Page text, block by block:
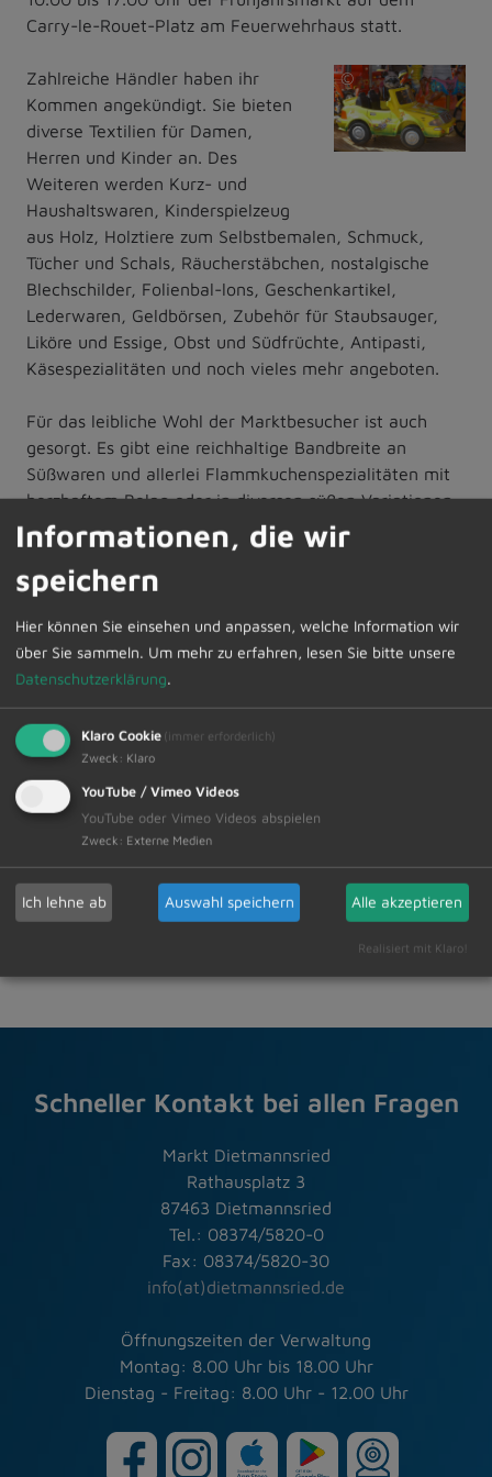
Carry-le-Rouet-Platz am Feuerwehrhaus statt.
©
pixabay
Zahlreiche Händler haben ihr
Kommen angekündigt. Sie bieten
diverse Textilien für Damen,
Herren und Kinder an. Des
Weiteren werden Kurz- und
Haushaltswaren, Kinderspielzeug
aus Holz, Holztiere zum Selbstbemalen, Schmuck,
Tücher und Schals, Räucherstäbchen, nostalgische
Blechschilder, Folienbal-lons, Geschenkartikel,
Lederwaren, Geldbörsen, Zubehör für Staubsauger,
Liköre und Essige, Obst und Südfrüchte, Antipasti,
Käsespezialitäten und noch vieles mehr angeboten.
Für das leibliche Wohl der Marktbesucher ist auch
gesorgt. Es gibt eine reichhaltige Bandbreite an
Süßwaren und allerlei Flammkuchenspezialitäten mit
herzhaftem Belag oder in diversen süßen Variationen
sowie „Hot-Dogs“.
Am Carry-le-Rouet-Platz ist für unsere kleinen Gäste
Wir freuen uns auf zahlreiche Besucher und wünschen
Ihnen allen einen angenehmen Aufenthalt.
(Programmänderungen vorbehalten)
15.03.2024 Amtliche Bekanntmachungen
Schneller Kontakt bei allen Fragen
Markt Dietmannsried
Rathausplatz 3
87463 Dietmannsried
Tel.: 08374/5820-0
Fax: 08374/5820-30
info(at)dietmannsried.de
Öffnungszeiten der Verwaltung
Montag: 8.00 Uhr bis 18.00 Uhr
Dienstag - Freitag: 8.00 Uhr - 12.00 Uhr
Informationen, die wir
speichern
Hier können Sie einsehen und anpassen, welche Information wir
über Sie sammeln. Um mehr zu erfahren, lesen Sie bitte unsere
Datenschutzerklärung.
Klaro Cookie (immer erforderlich)
Zweck : Klaro
YouTube / Vimeo Videos
YouTube oder Vimeo Videos abspielen
Zweck : Externe Medien
Ich lehne ab Auswahl speichern Alle akzeptieren
Realisiert mit Klaro!